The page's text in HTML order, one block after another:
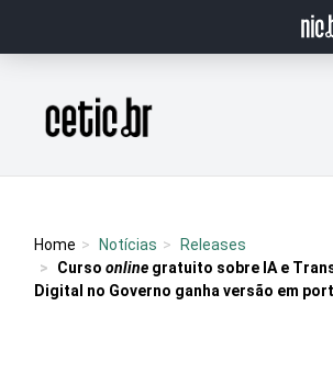
Página inicial
Home Notícias
Releases
Curso online gratuito sobre IA e
Digital no Governo ganha versão em